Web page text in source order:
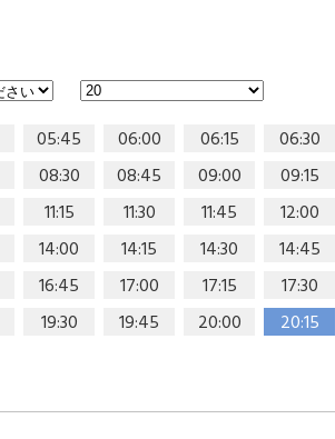
05:45 06:00 06:15 06:30
08:30 08:45 09:00 09:15
11:15 11:30 11:45 12:00
14:00 14:15 14:30 14:45
16:45 17:00 17:15 17:30
19:30 19:45 20:00 20:15